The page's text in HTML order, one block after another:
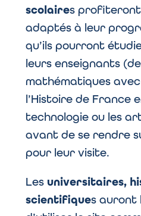
scolaires
adaptés à leur
qu’ils pourront
leurs enseignants
mathématiques
l’Histoire de France
technologie ou les
avant de se rendre
pour leur visite.
Les universitaires,
scientifiques auront